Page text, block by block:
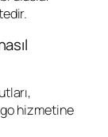
hizmetine